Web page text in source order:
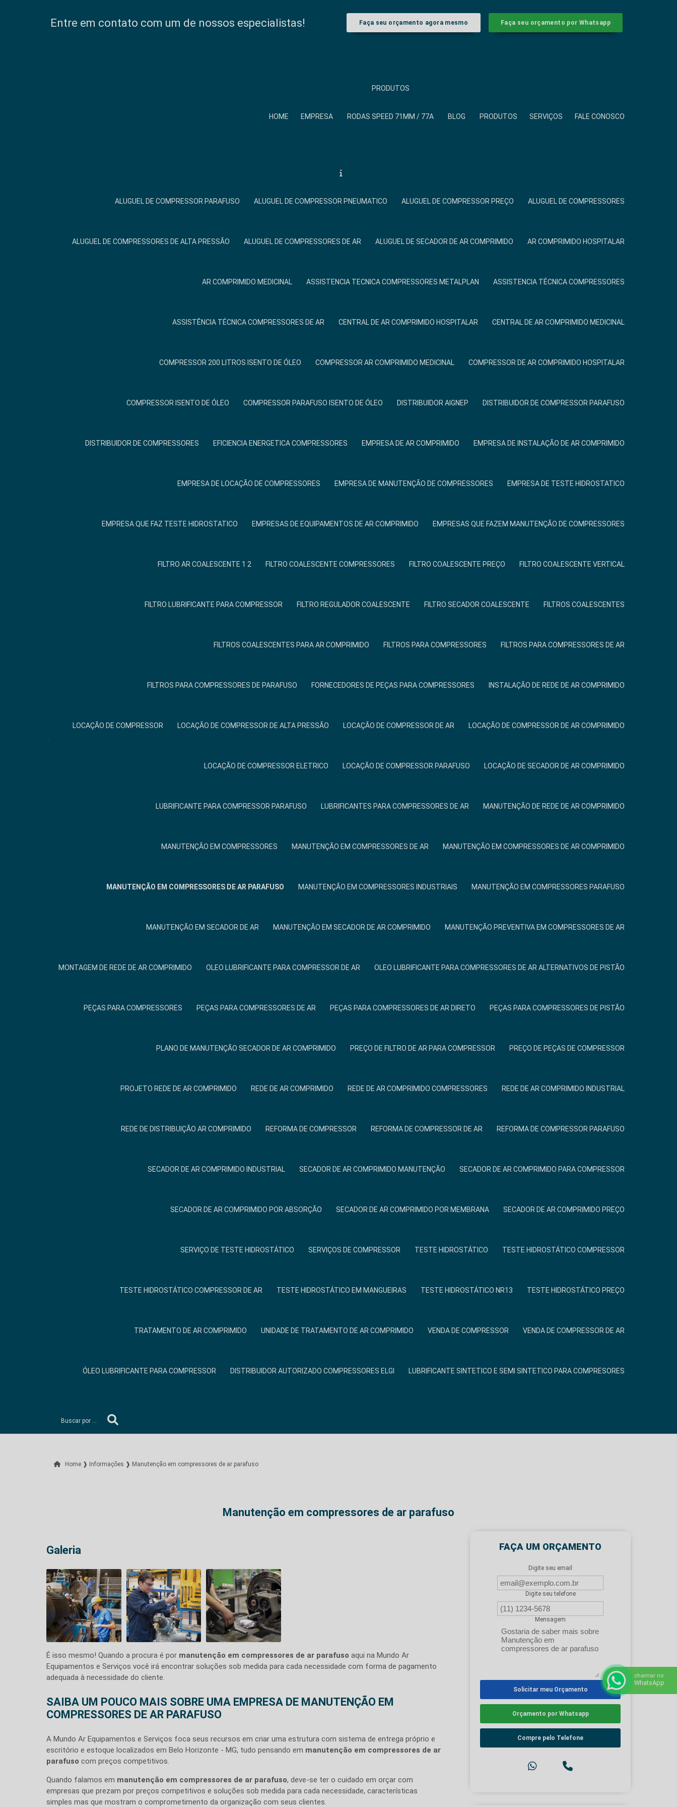
Entre em contato com um de nossos especialistas! Faça seu orçamento agora mesmo Faça seu orçamento por Whatsapp
HOME EMPRESA
PRODUTOS
RODAS SPEED 71MM / 77A BLOG PRODUTOS SERVIÇOS FALE CONOSCO
ALUGUEL DE COMPRESSOR PARAFUSO ALUGUEL DE COMPRESSOR PNEUMATICO ALUGUEL DE COMPRESSOR PREÇO ALUGUEL DE COMPRESSORES
ALUGUEL DE COMPRESSORES DE ALTA PRESSÃO ALUGUEL DE COMPRESSORES DE AR ALUGUEL DE SECADOR DE AR COMPRIMIDO AR COMPRIMIDO HOSPITALAR
AR COMPRIMIDO MEDICINAL ASSISTENCIA TECNICA COMPRESSORES METALPLAN ASSISTENCIA TÉCNICA COMPRESSORES
ASSISTÊNCIA TÉCNICA COMPRESSORES DE AR CENTRAL DE AR COMPRIMIDO HOSPITALAR CENTRAL DE AR COMPRIMIDO MEDICINAL
COMPRESSOR 200 LITROS ISENTO DE ÓLEO COMPRESSOR AR COMPRIMIDO MEDICINAL COMPRESSOR DE AR COMPRIMIDO HOSPITALAR
COMPRESSOR ISENTO DE ÓLEO COMPRESSOR PARAFUSO ISENTO DE ÓLEO DISTRIBUIDOR AIGNEP DISTRIBUIDOR DE COMPRESSOR PARAFUSO
DISTRIBUIDOR DE COMPRESSORES EFICIENCIA ENERGETICA COMPRESSORES EMPRESA DE AR COMPRIMIDO EMPRESA DE INSTALAÇÃO DE AR COMPRIMIDO
EMPRESA DE LOCAÇÃO DE COMPRESSORES EMPRESA DE MANUTENÇÃO DE COMPRESSORES EMPRESA DE TESTE HIDROSTATICO
EMPRESA QUE FAZ TESTE HIDROSTATICO EMPRESAS DE EQUIPAMENTOS DE AR COMPRIMIDO EMPRESAS QUE FAZEM MANUTENÇÃO DE COMPRESSORES
FILTRO AR COALESCENTE 1 2 FILTRO COALESCENTE COMPRESSORES FILTRO COALESCENTE PREÇO FILTRO COALESCENTE VERTICAL
FILTRO LUBRIFICANTE PARA COMPRESSOR FILTRO REGULADOR COALESCENTE FILTRO SECADOR COALESCENTE FILTROS COALESCENTES
FILTROS COALESCENTES PARA AR COMPRIMIDO FILTROS PARA COMPRESSORES FILTROS PARA COMPRESSORES DE AR
FILTROS PARA COMPRESSORES DE PARAFUSO FORNECEDORES DE PEÇAS PARA COMPRESSORES INSTALAÇÃO DE REDE DE AR COMPRIMIDO
LOCAÇÃO DE COMPRESSOR LOCAÇÃO DE COMPRESSOR DE ALTA PRESSÃO LOCAÇÃO DE COMPRESSOR DE AR LOCAÇÃO DE COMPRESSOR DE AR COMPRIMIDO
LOCAÇÃO DE COMPRESSOR ELETRICO LOCAÇÃO DE COMPRESSOR PARAFUSO LOCAÇÃO DE SECADOR DE AR COMPRIMIDO
LUBRIFICANTE PARA COMPRESSOR PARAFUSO LUBRIFICANTES PARA COMPRESSORES DE AR MANUTENÇÃO DE REDE DE AR COMPRIMIDO
MANUTENÇÃO EM COMPRESSORES MANUTENÇÃO EM COMPRESSORES DE AR MANUTENÇÃO EM COMPRESSORES DE AR COMPRIMIDO
MANUTENÇÃO EM COMPRESSORES DE AR PARAFUSO MANUTENÇÃO EM COMPRESSORES INDUSTRIAIS MANUTENÇÃO EM COMPRESSORES PARAFUSO
MANUTENÇÃO EM SECADOR DE AR MANUTENÇÃO EM SECADOR DE AR COMPRIMIDO MANUTENÇÃO PREVENTIVA EM COMPRESSORES DE AR
MONTAGEM DE REDE DE AR COMPRIMIDO OLEO LUBRIFICANTE PARA COMPRESSOR DE AR OLEO LUBRIFICANTE PARA COMPRESSORES DE AR ALTERNATIVOS DE PISTÃO
PEÇAS PARA COMPRESSORES PEÇAS PARA COMPRESSORES DE AR PEÇAS PARA COMPRESSORES DE AR DIRETO PEÇAS PARA COMPRESSORES DE PISTÃO
PLANO DE MANUTENÇÃO SECADOR DE AR COMPRIMIDO PREÇO DE FILTRO DE AR PARA COMPRESSOR PREÇO DE PEÇAS DE COMPRESSOR
PROJETO REDE DE AR COMPRIMIDO REDE DE AR COMPRIMIDO REDE DE AR COMPRIMIDO COMPRESSORES REDE DE AR COMPRIMIDO INDUSTRIAL
REDE DE DISTRIBUIÇÃO AR COMPRIMIDO REFORMA DE COMPRESSOR REFORMA DE COMPRESSOR DE AR REFORMA DE COMPRESSOR PARAFUSO
SECADOR DE AR COMPRIMIDO INDUSTRIAL SECADOR DE AR COMPRIMIDO MANUTENÇÃO SECADOR DE AR COMPRIMIDO PARA COMPRESSOR
SECADOR DE AR COMPRIMIDO POR ABSORÇÃO SECADOR DE AR COMPRIMIDO POR MEMBRANA SECADOR DE AR COMPRIMIDO PREÇO
SERVIÇO DE TESTE HIDROSTÁTICO SERVIÇOS DE COMPRESSOR TESTE HIDROSTÁTICO TESTE HIDROSTÁTICO COMPRESSOR
TESTE HIDROSTÁTICO COMPRESSOR DE AR TESTE HIDROSTÁTICO EM MANGUEIRAS TESTE HIDROSTÁTICO NR13 TESTE HIDROSTÁTICO PREÇO
TRATAMENTO DE AR COMPRIMIDO UNIDADE DE TRATAMENTO DE AR COMPRIMIDO VENDA DE COMPRESSOR VENDA DE COMPRESSOR DE AR
ÓLEO LUBRIFICANTE PARA COMPRESSOR DISTRIBUIDOR AUTORIZADO COMPRESSORES ELGI LUBRIFICANTE SINTETICO E SEMI SINTETICO PARA COMPRESORES
Home ❱ Informações ❱ Manutenção em compressores de ar parafuso
Manutenção em compressores de ar parafuso
Galeria
É isso mesmo! Quando a procura é por manutenção em compressores de ar parafuso aqui na Mundo Ar
Equipamentos e Serviços você irá encontrar soluções sob medida para cada necessidade com forma de pagamento
adequada à necessidade do cliente.
SAIBA UM POUCO MAIS SOBRE UMA EMPRESA DE MANUTENÇÃO EM
COMPRESSORES DE AR PARAFUSO
A Mundo Ar Equipamentos e Serviços foca seus recursos em criar uma estrutura com sistema de entrega próprio e
escritório e estoque localizados em Belo Horizonte - MG, tudo pensando em manutenção em compressores de ar
parafuso com preços competitivos.
Quando falamos em manutenção em compressores de ar parafuso, deve-se ter o cuidado em orçar com
empresas que prezam por preços competitivos e soluções sob medida para cada necessidade, características
simples mas que mostram o comprometimento da organização com seus clientes.
FAÇA UM ORÇAMENTO
Digite seu email
Digite seu telefone
Mensagem
Solicitar meu Orçamento
Orçamento por Whatsapp
Compre pelo Telefone
chamar no
WhatsApp